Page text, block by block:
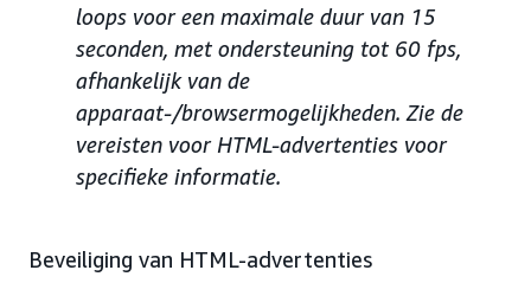
loops voor een maximale duur van 15
seconden, met ondersteuning tot 60 fps,
afhankelijk van de
apparaat-/browsermogelijkheden. Zie de
vereisten voor HTML-advertenties voor
specifieke informatie.
Beveiliging van HTML-advertenties